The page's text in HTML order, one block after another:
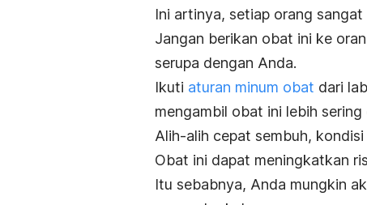
Ini artinya, setiap orang
Jangan berikan obat ini ke
serupa dengan Anda.
Ikuti aturan minum obat dari
mengambil obat ini lebih
Alih-alih cepat sembuh,
Obat ini dapat meningkatkan
Itu sebabnya, Anda mungkin